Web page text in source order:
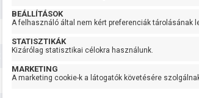
DN 25
57 méteren 60 liter/
AISI 304
BEÁLLÍTÁSOK
A felhasználó által nem kért preferenciák tárolásának
STATISZTIKÁK
Kizárólag statisztikai célokra használunk.
MARKETING
A marketing cookie-k a látogatók követésére